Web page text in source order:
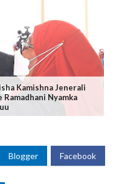
Kamishna Jenerali
Ramadhani Nyamka
Blogger Facebook